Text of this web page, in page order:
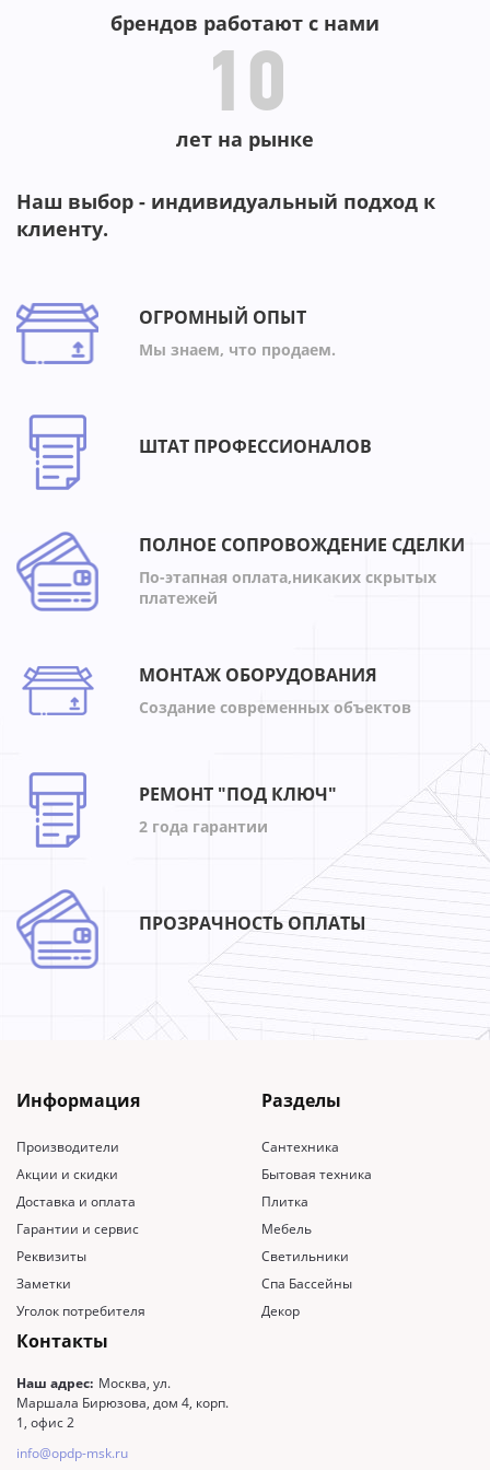
брендов работают с нами
10
лет на рынке
Наш выбор - индивидуальный подход к
клиенту.
ОГРОМНЫЙ ОПЫТ
Мы знаем, что продаем.
ШТАТ ПРОФЕССИОНАЛОВ
ПОЛНОЕ СОПРОВОЖДЕНИЕ СДЕЛКИ
По-этапная оплата,никаких скрытых
платежей
МОНТАЖ ОБОРУДОВАНИЯ
Создание современных объектов
РЕМОНТ "ПОД КЛЮЧ"
2 года гарантии
ПРОЗРАЧНОСТЬ ОПЛАТЫ
Информация
Производители
Акции и скидки
Доставка и оплата
Гарантии и сервис
Реквизиты
Заметки
Уголок потребителя
Разделы
Сантехника
Бытовая техника
Плитка
Мебель
Светильники
Спа Бассейны
Декор
Контакты
Наш адрес: Москва, ул.
Маршала Бирюзова, дом 4, корп.
1, офис 2
info@opdp-msk.ru